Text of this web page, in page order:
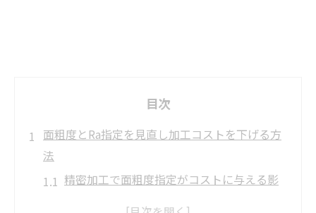
目次
面粗度とRa指定を見直し加工コストを下げる方
法
精密加工で面粗度指定がコストに与える影